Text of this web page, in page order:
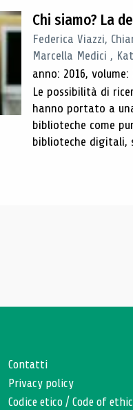
Chi siamo? La
Federica Viazzi,
Marcella Medici ,
anno: 2016, volume:
Le possibilità di
hanno portato a
biblioteche come
biblioteche digitali,
Contatti
Privacy policy
Codice etico /Code of